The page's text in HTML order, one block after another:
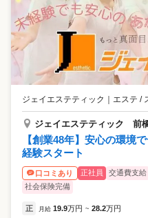
ジェイエステティック ｜ エステ /
ジェイエステティック 前
【創業48年】安心の環境
経験スタート
口コミあり 正社員 交通費支給
社会保険完備
正 月給 19.9万円 ~ 28.2万円